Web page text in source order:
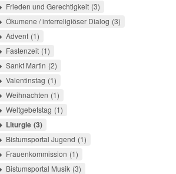
Frieden und Gerechtigkeit 3
Ökumene / interreligiöser Dialog 3
Advent 1
Fastenzeit 1
Sankt Martin 2
Valentinstag 1
Weihnachten 1
Weltgebetstag 1
Liturgie 3
Bistumsportal Jugend 1
Frauenkommission 1
Bistumsportal Musik 3